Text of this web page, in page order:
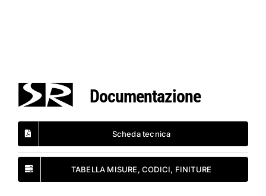
Documentazione
Scheda tecnica
TABELLA MISURE, CODICI, FINITURE